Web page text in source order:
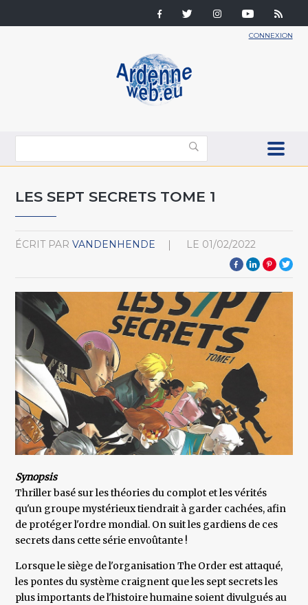
CONNEXION
LES SEPT SECRETS TOME 1
ÉCRIT PAR VANDENHENDE LE 01/02/2022
Synopsis
Thriller basé sur les théories du complot et les vérités
qu'un groupe mystérieux tiendrait à garder cachées, afin
de protéger l'ordre mondial. On suit les gardiens de ces
secrets dans cette série envoûtante !
Lorsque le siège de l'organisation The Order est attaqué,
les pontes du système craignent que les sept secrets les
plus importants de l'histoire humaine soient divulgués au